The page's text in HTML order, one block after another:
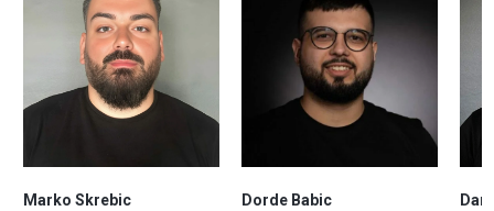
Marko Skrebic
Dorde Babic